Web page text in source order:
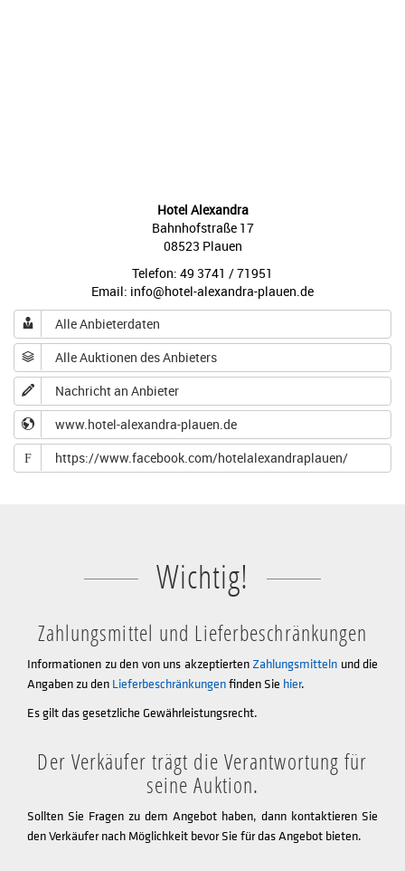
Hotel Alexandra
Bahnhofstraße 17
08523 Plauen
Telefon: 49 3741 / 71951
Email: info@hotel-alexandra-plauen.de
Alle Anbieterdaten
Alle Auktionen des Anbieters
Nachricht an Anbieter
www.hotel-alexandra-plauen.de
F https://www.facebook.com/hotelalexandraplauen/
Wichtig!
Zahlungsmittel und Lieferbeschränkungen
Informationen zu den von uns akzeptierten Zahlungsmitteln und die
Angaben zu den Lieferbeschränkungenfinden Sie hier.
Es gilt das gesetzliche Gewährleistungsrecht.
Der Verkäufer trägt die Verantwortung für
seine Auktion.
Sollten Sie Fragen zu dem Angebot haben, dann kontaktieren Sie
den Verkäufer nach Möglichkeit bevor Sie für das Angebot bieten.